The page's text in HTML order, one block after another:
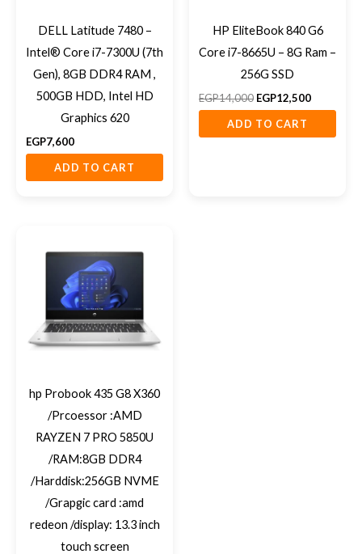
DELL Latitude 7480 –
Intel® Core i7-7300U (7th
Gen), 8GB DDR4 RAM ,
500GB HDD, Intel HD
Graphics 620
EGP7,600
ADD TO CART
HP EliteBook 840 G6
Core i7-8665U – 8G Ram –
256G SSD
EGP14,000 EGP12,500
ADD TO CART
hp Probook 435 G8 X360
/Prcoessor :AMD
RAYZEN 7 PRO 5850U
/RAM:8GB DDR4
/Harddisk:256GB NVME
/Grapgic card :amd
redeon /display: 13.3 inch
touch screen